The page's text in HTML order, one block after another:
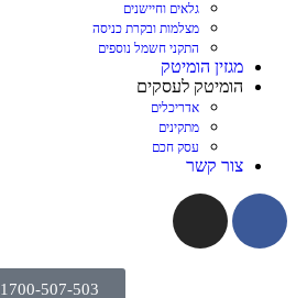
גלאים וחיישנים
מצלמות ובקרת כניסה
התקני חשמל נוספים
מגזין הומיטק
הומיטק לעסקים
אדריכלים
מתקינים
עסק חכם
צור קשר
1700-507-503